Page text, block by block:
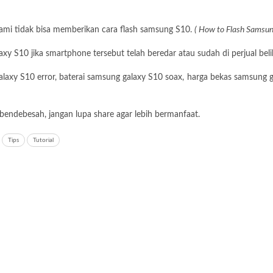
tidak bisa memberikan cara flash samsung S10. ( How to Flash
S10 jika smartphone tersebut telah beredar atau sudah di perjual
S10 error, baterai samsung galaxy S10 soax, harga bekas
jangan lupa share agar lebih bermanfaat.
Tips Tutorial